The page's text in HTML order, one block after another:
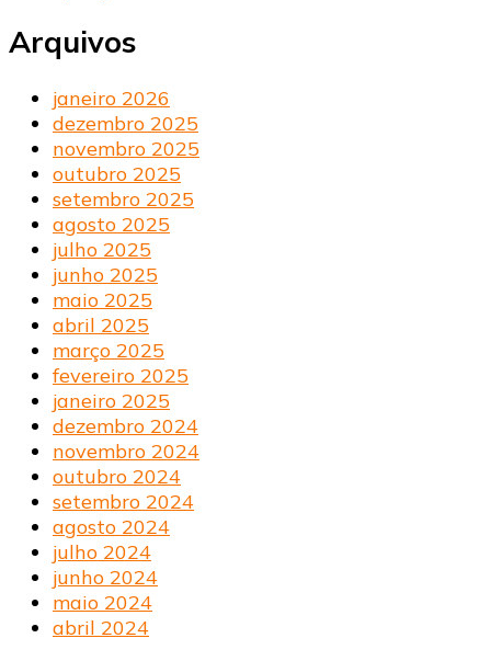
Arquivos
janeiro 2026
dezembro 2025
novembro 2025
outubro 2025
setembro 2025
agosto 2025
julho 2025
junho 2025
maio 2025
abril 2025
março 2025
fevereiro 2025
janeiro 2025
dezembro 2024
novembro 2024
outubro 2024
setembro 2024
agosto 2024
julho 2024
junho 2024
maio 2024
abril 2024